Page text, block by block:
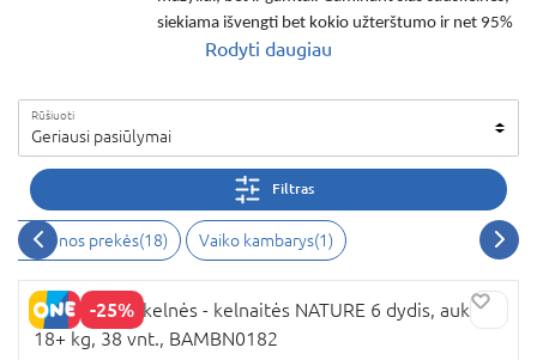
siekiama išvengti bet kokio užterštumo ir net 95%
šio produkto yra perdirbami. Nepaisant to, šios
papildomų kvapiklių, dažų, pavojingų cheminių
medžiagų ar alergenų. Mažyliams
Bamboyra ne tik saugios, bet ir itin patogios.
Sauskelnės gaminamos iš itin švelnios, tekstilę
primenančios medžiagos, puikiai priglunda prie
mažylio odos kaip minkšta tekstilė ir suteikia
maksimalų komfortą. Šios sauskelnės pažymėtos
Nordic-Eco Label ženklu ir yra patikrintos ir
patvirtintos dermatologų. Gaminamos
atsižvelgiant į vaikučio anatomiją, šios plonos
Rodyti daugiau
Rūšiuoti
Geriausi pasiūlymai
Filtras
ir higienos prekės(18) Vaiko kambarys(1)
-25%
BAMBO sauskelnės - kelnaitės NATURE 6 dydis, aukštas
18+ kg, 38 vnt., BAMBN0182